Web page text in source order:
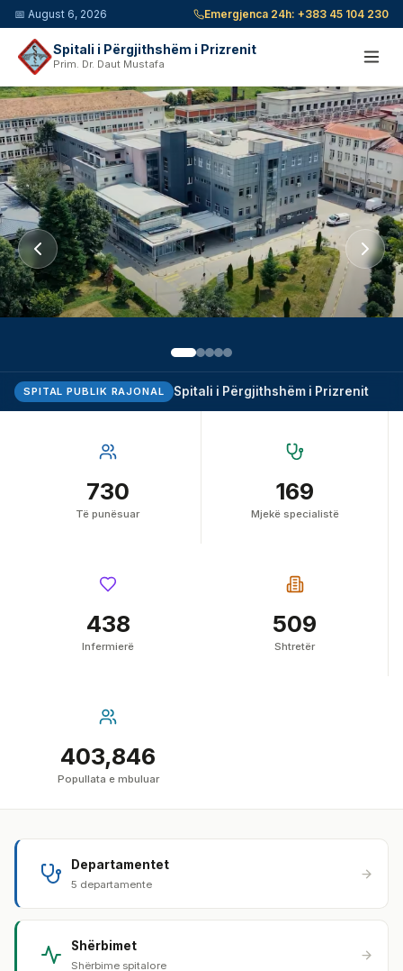
📅 August 6, 2026 Emergjenca 24h: +383 45 104 230
Spitali i Përgjithshëm i Prizrenit
Prim. Dr. Daut Mustafa
SPITAL PUBLIK RAJONAL Spitali i Përgjithshëm i Prizrenit
730
Të punësuar
169
Mjekë specialistë
438
Infermierë
509
Shtretër
403,846
Popullata e mbuluar
Departamentet
5 departamente
Shërbimet
Shërbime spitalore